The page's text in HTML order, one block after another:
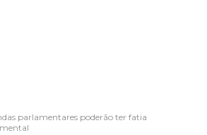
parlamentares poderão ter fatia